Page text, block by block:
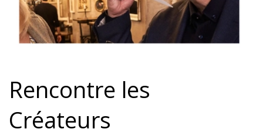
Rencontre les
Créateurs